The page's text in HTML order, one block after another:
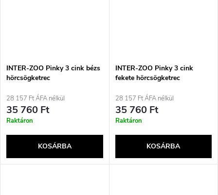
INTER-ZOO Pinky 3 cink bézs
hörcsögketrec
28 157 Ft ÁFA nélkül
35 760 Ft
Raktáron
KOSÁRBA
INTER-ZOO Pinky 3 cink
fekete hörcsögketrec
28 157 Ft ÁFA nélkül
35 760 Ft
Raktáron
KOSÁRBA